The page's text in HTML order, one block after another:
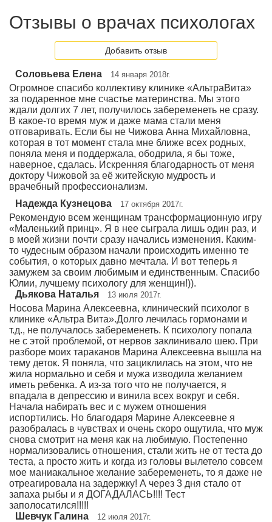
Отзывы о врачах психологах
Добавить отзыв
Соловьева Елена 14 января 2018г.
Огромное спасибо коллективу клинике «АльтраВита»
за подаренное мне счастье материнства. Мы этого
ждали долгих 7 лет, получилось забеременеть не сразу.
В какое-то время муж и даже мама стали меня
отговаривать. Если бы не Чижова Анна Михайловна,
которая в тот момент стала мне ближе всех родных,
поняла меня и поддержала, ободрила, я бы тоже,
наверное, сдалась. Искренняя благодарность от меня
доктору Чижовой за её житейскую мудрость и
врачебный профессионализм.
Надежда Кузнецова
17 октября 2017г.
Рекомендую всем женщинам трансформационную игру
«Маленький принц». Я в нее сыграла лишь один раз, и
в моей жизни почти сразу начались изменения. Каким-
то чудесным образом начали происходить именно те
события, о которых давно мечтала. И вот теперь я
замужем за своим любимым и единственным. Спасибо
Юлии, лучшему психологу для женщин!)).
Дьякова Наталья
13 июля 2017г.
Носова Марина Алексеевна, клинический психолог в
клинике «Альтра Вита».Долго лечилась гормонами и
т.д., не получалось забеременеть. К психологу попала
не с этой проблемой, от нервов заклинивало шею. При
разборе моих тараканов Марина Алексеевна вышла на
тему деток. Я поняла, что зациклилась на этом, что не
жила нормально и себя и мужа изводила желанием
иметь ребенка. А из-за того что не получается, я
впадала в депрессию и винила всех вокруг и себя.
Начала набирать вес и с мужем отношения
испортились. Но благодаря Марине Алексеевне я
разобралась в чувствах и очень скоро ощутила, что муж
снова смотрит на меня как на любимую. Постепенно
нормализовались отношения, стали жить не от теста до
теста, а просто жить и когда из головы вылетело совсем
мое маниакальное желание забеременеть, то я даже не
отреагировала на задержку! А через 3 дня стало от
запаха рыбы и я ДОГАДАЛАСЬ!!!! Тест
заполосатился!!!!!
Шевчук Галина
12 июля 2017г.